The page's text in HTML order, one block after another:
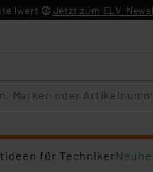
Jetzt zum ELV-
für Techniker